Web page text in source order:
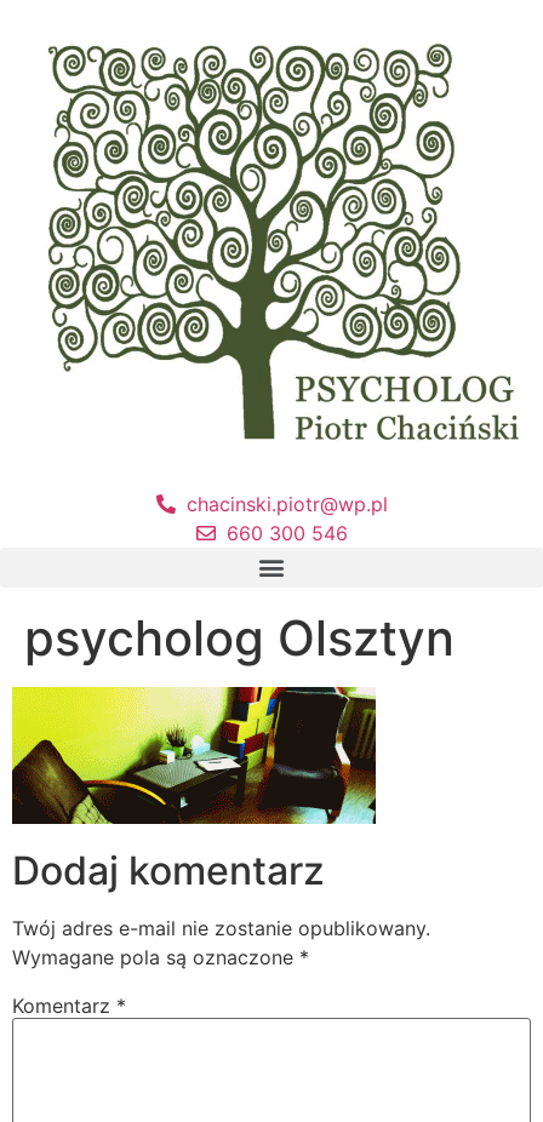
chacinski.piotr@wp.pl
660 300 546
psycholog Olsztyn
Dodaj komentarz
Twój adres e-mail nie zostanie opublikowany.
Wymagane pola są oznaczone *
Komentarz *